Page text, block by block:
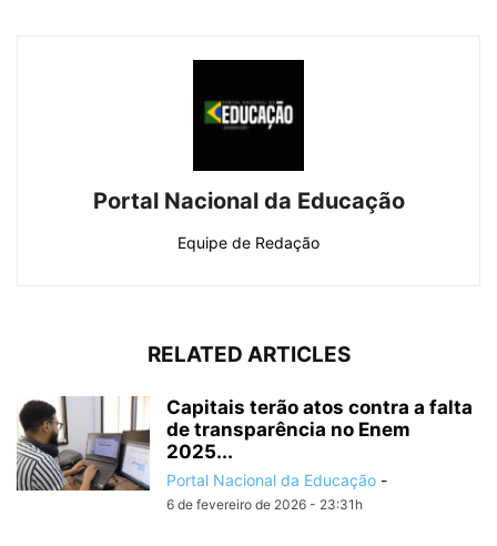
Portal Nacional da Educação
Equipe de Redação
RELATED ARTICLES
Capitais terão atos contra a falta
de transparência no Enem
2025...
Portal Nacional da Educação -
6 de fevereiro de 2026 - 23:31h